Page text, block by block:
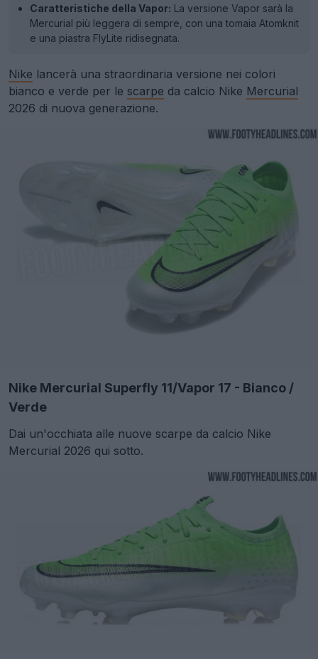
Caratteristiche della Vapor: La versione Vapor sarà la
Mercurial più leggera di sempre, con una tomaia Atomknit
e una piastra FlyLite ridisegnata.
Nike lancerà una straordinaria versione nei colori
bianco e verde per le scarpe da calcio Nike Mercurial
2026 di nuova generazione.
Nike Mercurial Superfly 11/Vapor 17 - Bianco /
Verde
Dai un'occhiata alle nuove scarpe da calcio Nike
Mercurial 2026 qui sotto.